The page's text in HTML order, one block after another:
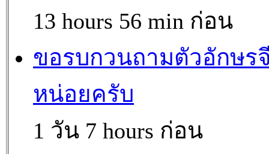
13 hours 56 min ก่อน
ขอรบกวนถามตัวอักษร
หน่อยครับ
1 วัน 7 hours ก่อน